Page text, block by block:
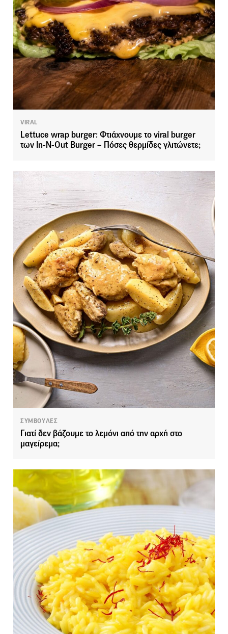
VIRAL
Lettuce wrap burger: Φτιάχνουμε το viral burger
των In-N-Out Burger – Πόσες θερμίδες γλιτώνετε;
ΣΥΜΒΟΥΛΕΣ
Γιατί δεν βάζουμε το λεμόνι από την αρχή στο
μαγείρεμα;